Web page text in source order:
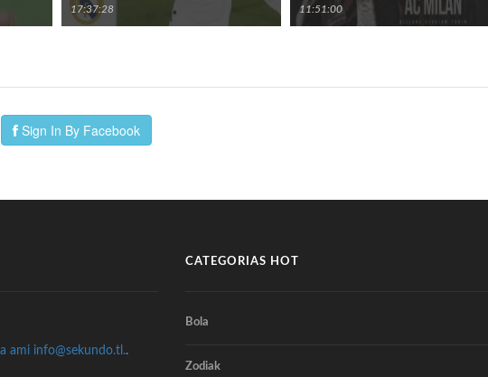
17:37:28
11:51:00
Sign In By Facebook
ami info@sekundo.tl..
CATEGORIAS HOT
Bola
Zodiak